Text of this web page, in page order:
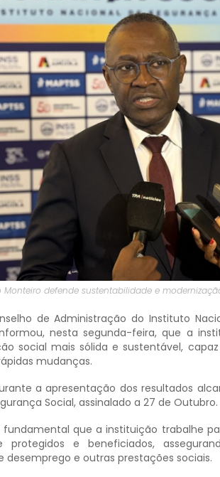
Monteiro defende sustentabilidade e
de Administração do Instituto
nesta segunda-feira, que a
social mais sólida e sustentável,
mudanças.
a apresentação dos resultados
Social, assinalado a 27 de Outubro.
fundamental que a instituição trabalhe
protegidos e beneficiados,
desemprego e outras prestações sociais.